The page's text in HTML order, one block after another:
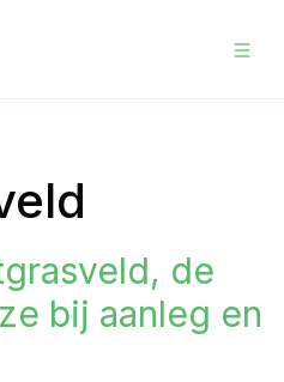
de
bij aanleg en